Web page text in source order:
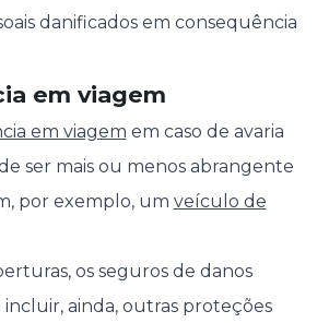
danificados em consequência
em viagem
em viagem em caso de avaria
ser mais ou menos abrangente
por exemplo, um veículo de
os seguros de danos
ainda, outras proteções